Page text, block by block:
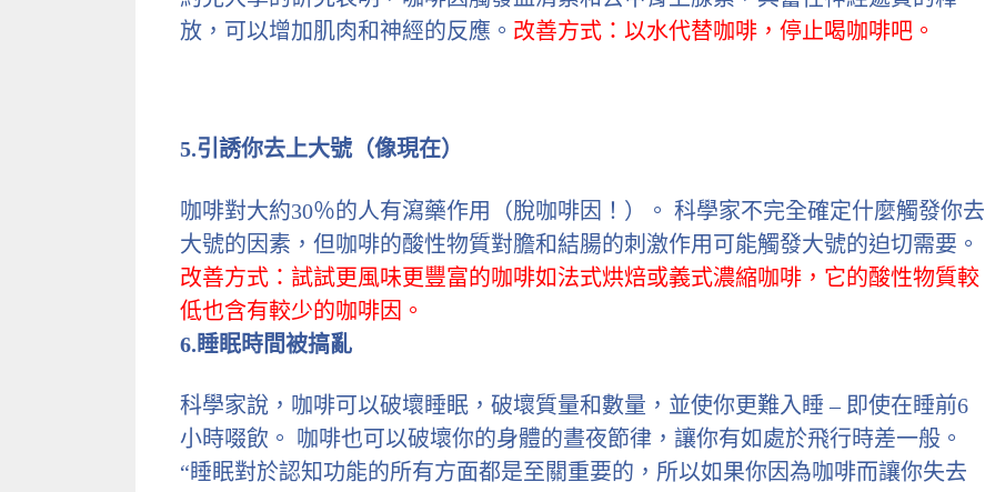
放，可以增加肌肉和神經的反應。 改善方式：以水代替咖啡，停止喝咖啡吧。
5.引誘你去上大號（像現在）
咖啡對大約30％的人有瀉藥作用（脫咖啡因！）。 科學家不完全確定什麼觸發你去
大號的因素，但咖啡的酸性物質對膽和結腸的刺激作用可能觸發大號的迫切需要。
改善方式：試試更風味更豐富的咖啡如法式烘焙或義式濃縮咖啡，它的酸性物質較
低也含有較少的咖啡因。
6.睡眠時間被搞亂
科學家說，咖啡可以破壞睡眠，破壞質量和數量，並使你更難入睡 – 即使在睡前6
小時啜飲。 咖啡也可以破壞你的身體的晝夜節律，讓你有如處於飛行時差一般。
“睡眠對於認知功能的所有方面都是至關重要的，所以如果你因為咖啡而讓你失去